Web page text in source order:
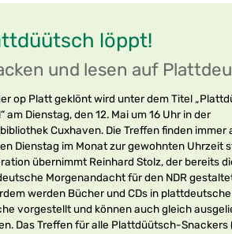
löppt!
und lesen auf
op Platt geklönt wird unter dem Titel
am Dienstag, den 12. Mai um 16 Uhr in der
Cuxhaven. Die Treffen finden immer
Dienstag im Monat zur gewohnten Uhrzeit
übernimmt Reinhard Stolz, der bereits
Morgenandacht für den NDR
werden Bücher und CDs in
vorgestellt und können auch gleich
Das Treffen für alle Plattdüütsch-Snackers